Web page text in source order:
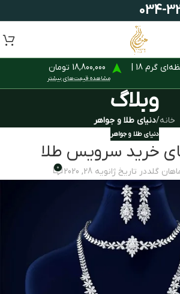
034-
گرم 18 | 18,800,000 تومان
مشاهده قیمت‌های بیشتر
وبلاگ
خانه/دنیای طلا و جواهر
دنیای طلا و جواهر
خرید سرویس طلا
گلددر تاریخ ژانویه 28, 2020 0